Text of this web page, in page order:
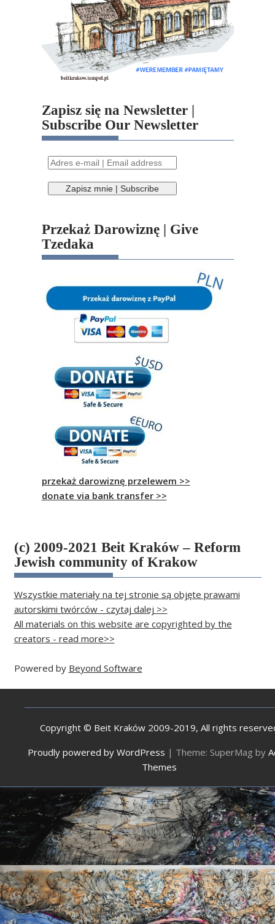
Zapisz się na Newsletter |
Subscribe Our Newsletter
Przekaż Darowiznę | Give
Tzedaka
przekaż darowiznę przelewem >>
donate via bank transfer >>
(c) 2009-2021 Beit Kraków – Reform
Jewish community of Krakow
Wszystkie materiały na tej stronie są objęte prawami
autorskimi twórców - czytaj dalej >>
All materials on this website are copyrighted by the
creators - read more>>
Powered by Beyond Software
Copyright © Beit Kraków 2009-2019, All rights
Proudly powered by WordPress | Theme: SuperMag by
Themes